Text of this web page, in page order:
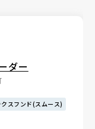
ダー
スフンド(スムース)